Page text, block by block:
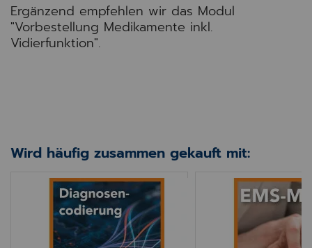
Ergänzend empfehlen wir das Modul
"Vorbestellung Medikamente inkl.
Vidierfunktion".
Wird häufig zusammen gekauft mit:
an ÄK (HBS-Abrechnung)
INNO NEXT Diagnosencodierung INNO